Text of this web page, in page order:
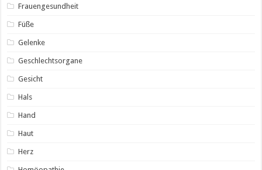
Frauengesundheit
Füße
Gelenke
Geschlechtsorgane
Gesicht
Hals
Hand
Haut
Herz